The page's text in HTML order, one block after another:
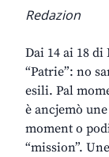
Redazion
Dai 14 ai 18
“Patrie”: no
esili. Pal
è ancjemò
moment o
“mission”.